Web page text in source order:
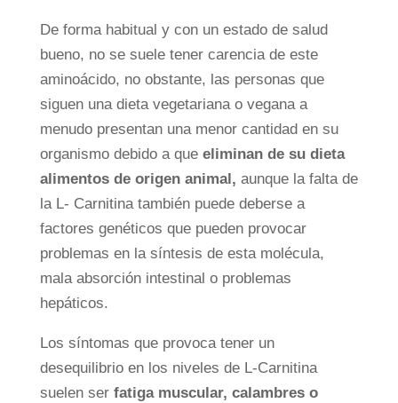
De forma habitual y con un estado de salud
bueno, no se suele tener carencia de este
aminoácido, no obstante, las personas que
siguen una dieta vegetariana o vegana a
menudo presentan una menor cantidad en su
organismo debido a que eliminan de su dieta
alimentos de origen animal, aunque la falta de
la L- Carnitina también puede deberse a
factores genéticos que pueden provocar
problemas en la síntesis de esta molécula,
mala absorción intestinal o problemas
hepáticos.
Los síntomas que provoca tener un
desequilibrio en los niveles de L-Carnitina
suelen ser fatiga muscular, calambres o